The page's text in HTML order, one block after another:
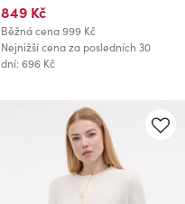
849 Kč
Běžná cena999 Kč
Nejnižší cena za posledních 30
dní: 696 Kč